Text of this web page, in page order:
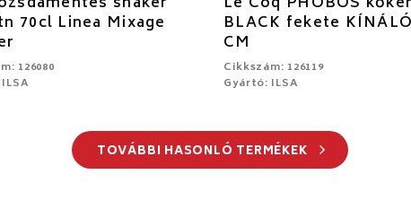
70cl Linea Mixage
126080
BLACK fekete
CM
Cikkszám: 126119
Gyártó: ILSA
TOVÁBBI HASONLÓ TERMÉKEK